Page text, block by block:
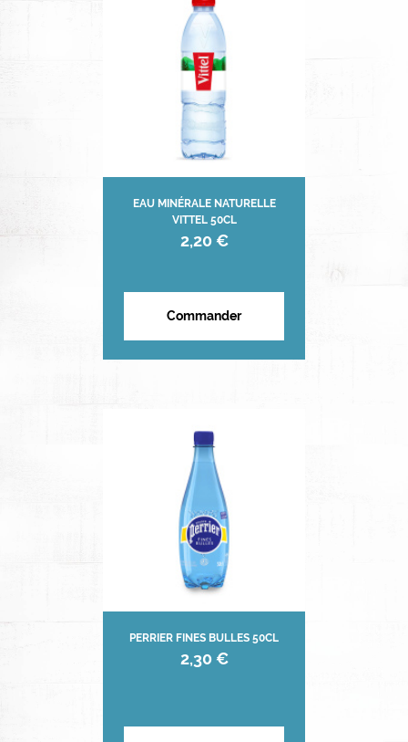
EAU MINÉRALE NATURELLE
VITTEL 50CL
2,20 €
Commander
PERRIER FINES BULLES 50CL
2,30 €